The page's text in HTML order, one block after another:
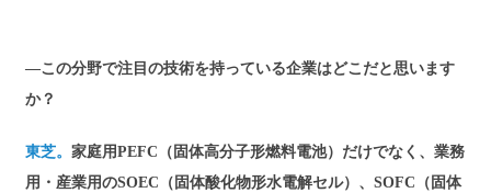
―この分野で注目の技術を持っている企業はどこだと思います
か？
東芝。家庭用PEFC（固体高分子形燃料電池）だけでなく、業務
用・産業用のSOEC（固体酸化物形水電解セル）、SOFC（固体